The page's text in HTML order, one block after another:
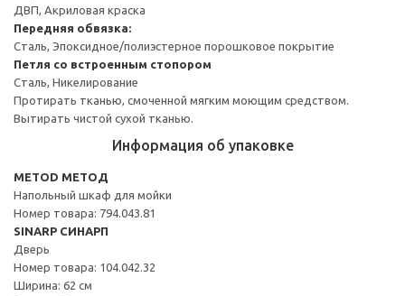
ДВП, Акриловая краска
Передняя обвязка:
Сталь, Эпоксидное/полиэстерное порошковое покрытие
Петля со встроенным стопором
Сталь, Никелирование
Протирать тканью, смоченной мягким моющим средством.
Вытирать чистой сухой тканью.
Информация об упаковке
METOD МЕТОД
Напольный шкаф для мойки
Номер товара: 794.043.81
SINARP СИНАРП
Дверь
Номер товара: 104.042.32
Ширина: 62 см